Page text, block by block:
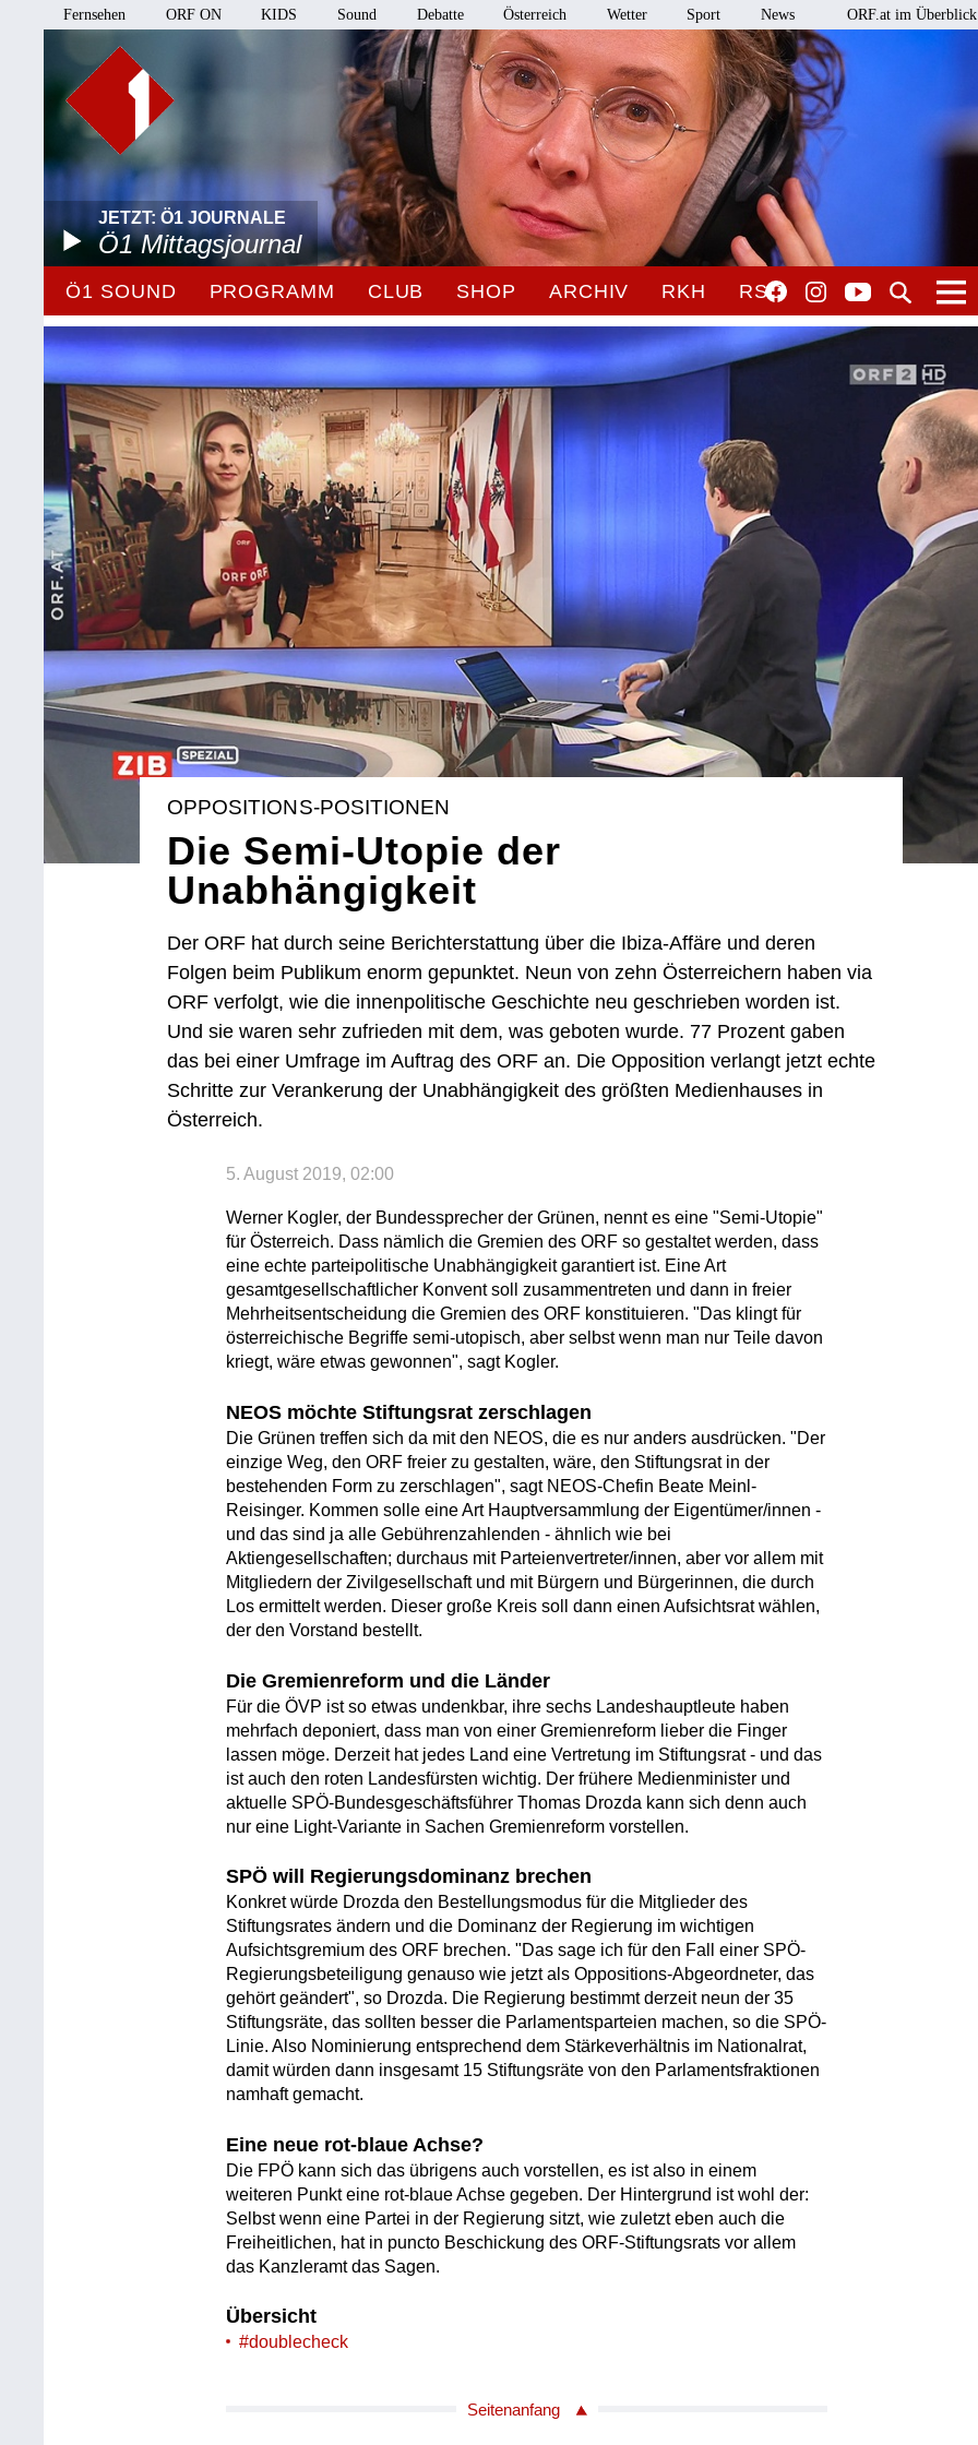
Fernsehen ORF ON KIDS Sound Debatte Österreich Wetter Sport News ORF.at im Überblick
JETZT: Ö1 JOURNALE
Ö1 Mittagsjournal
Ö1 SOUND PROGRAMM CLUB SHOP ARCHIV RKH RSO
OPPOSITIONS-POSITIONEN
Die Semi-Utopie der
Unabhängigkeit
Der ORF hat durch seine Berichterstattung über die Ibiza-Affäre und deren
Folgen beim Publikum enorm gepunktet. Neun von zehn Österreichern haben via
ORF verfolgt, wie die innenpolitische Geschichte neu geschrieben worden ist.
Und sie waren sehr zufrieden mit dem, was geboten wurde. 77 Prozent gaben
das bei einer Umfrage im Auftrag des ORF an. Die Opposition verlangt jetzt echte
Schritte zur Verankerung der Unabhängigkeit des größten Medienhauses in
Österreich.
5. August 2019, 02:00
Werner Kogler, der Bundessprecher der Grünen, nennt es eine "Semi-Utopie"
für Österreich. Dass nämlich die Gremien des ORF so gestaltet werden, dass
eine echte parteipolitische Unabhängigkeit garantiert ist. Eine Art
gesamtgesellschaftlicher Konvent soll zusammentreten und dann in freier
Mehrheitsentscheidung die Gremien des ORF konstituieren. "Das klingt für
österreichische Begriffe semi-utopisch, aber selbst wenn man nur Teile davon
kriegt, wäre etwas gewonnen", sagt Kogler.
NEOS möchte Stiftungsrat zerschlagen
Die Grünen treffen sich da mit den NEOS, die es nur anders ausdrücken. "Der
einzige Weg, den ORF freier zu gestalten, wäre, den Stiftungsrat in der
bestehenden Form zu zerschlagen", sagt NEOS-Chefin Beate Meinl-
Reisinger. Kommen solle eine Art Hauptversammlung der Eigentümer/innen -
und das sind ja alle Gebührenzahlenden - ähnlich wie bei
Aktiengesellschaften; durchaus mit Parteienvertreter/innen, aber vor allem mit
Mitgliedern der Zivilgesellschaft und mit Bürgern und Bürgerinnen, die durch
Los ermittelt werden. Dieser große Kreis soll dann einen Aufsichtsrat wählen,
der den Vorstand bestellt.
Die Gremienreform und die Länder
Für die ÖVP ist so etwas undenkbar, ihre sechs Landeshauptleute haben
mehrfach deponiert, dass man von einer Gremienreform lieber die Finger
lassen möge. Derzeit hat jedes Land eine Vertretung im Stiftungsrat - und das
ist auch den roten Landesfürsten wichtig. Der frühere Medienminister und
aktuelle SPÖ-Bundesgeschäftsführer Thomas Drozda kann sich denn auch
nur eine Light-Variante in Sachen Gremienreform vorstellen.
SPÖ will Regierungsdominanz brechen
Konkret würde Drozda den Bestellungsmodus für die Mitglieder des
Stiftungsrates ändern und die Dominanz der Regierung im wichtigen
Aufsichtsgremium des ORF brechen. "Das sage ich für den Fall einer SPÖ-
Regierungsbeteiligung genauso wie jetzt als Oppositions-Abgeordneter, das
gehört geändert", so Drozda. Die Regierung bestimmt derzeit neun der 35
Stiftungsräte, das sollten besser die Parlamentsparteien machen, so die SPÖ-
Linie. Also Nominierung entsprechend dem Stärkeverhältnis im Nationalrat,
damit würden dann insgesamt 15 Stiftungsräte von den Parlamentsfraktionen
namhaft gemacht.
Eine neue rot-blaue Achse?
Die FPÖ kann sich das übrigens auch vorstellen, es ist also in einem
weiteren Punkt eine rot-blaue Achse gegeben. Der Hintergrund ist wohl der:
Selbst wenn eine Partei in der Regierung sitzt, wie zuletzt eben auch die
Freiheitlichen, hat in puncto Beschickung des ORF-Stiftungsrats vor allem
das Kanzleramt das Sagen.
Übersicht
#doublecheck
Seitenanfang